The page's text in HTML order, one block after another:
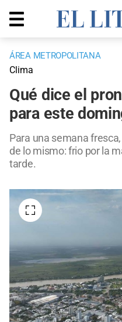
ÁREA METROPOLITANA
Clima
Qué dice el
para este
Para una semana
de lo mismo: frio por la
tarde.